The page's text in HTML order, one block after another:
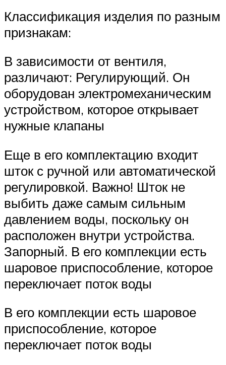
Классификация изделия по разным
признакам:
В зависимости от вентиля,
различают: Регулирующий. Он
оборудован электромеханическим
устройством, которое открывает
нужные клапаны
Еще в его комплектацию входит
шток с ручной или автоматической
регулировкой. Важно! Шток не
выбить даже самым сильным
давлением воды, поскольку он
расположен внутри устройства.
Запорный. В его комплекции есть
шаровое приспособление, которое
переключает поток воды
В его комплекции есть шаровое
приспособление, которое
переключает поток воды